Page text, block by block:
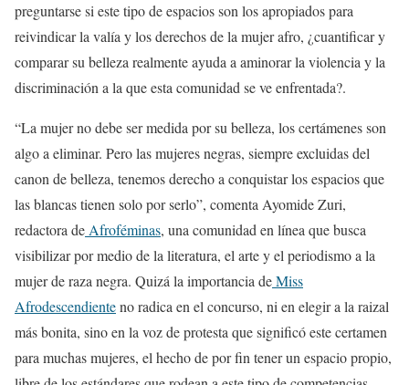
preguntarse si este tipo de espacios son los apropiados para
reivindicar la valía y los derechos de la mujer afro, ¿cuantificar y
comparar su belleza realmente ayuda a aminorar la violencia y la
discriminación a la que esta comunidad se ve enfrentada?.
“La mujer no debe ser medida por su belleza, los certámenes son
algo a eliminar. Pero las mujeres negras, siempre excluidas del
canon de belleza, tenemos derecho a conquistar los espacios que
las blancas tienen solo por serlo”, comenta Ayomide Zuri,
redactora de Afroféminas, una comunidad en línea que busca
visibilizar por medio de la literatura, el arte y el periodismo a la
mujer de raza negra. Quizá la importancia deMiss
Afrodescendienteno radica en el concurso, ni en elegir a la raizal
más bonita, sino en la voz de protesta que significó este certamen
para muchas mujeres, el hecho de por fin tener un espacio propio,